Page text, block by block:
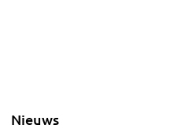
Nieuws